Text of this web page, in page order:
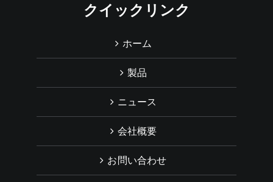
クイックリンク
ホーム
製品
ニュース
会社概要
お問い合わせ